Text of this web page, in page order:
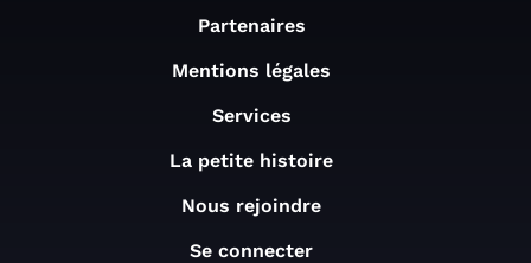
Partenaires
Mentions légales
Services
La petite histoire
Nous rejoindre
Se connecter